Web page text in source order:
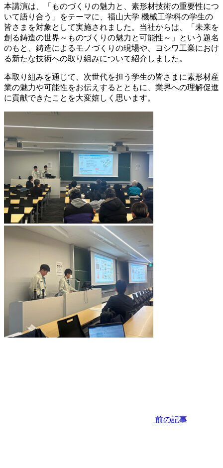
本講演は、「ものづくりの魅力と、素形材技術の重要性につ
いて語り合う」をテーマに、福山大学 機械工学科の学生の
皆さまを対象として実施されました。当社からは、「未来を
創る鋳造の世界～ものづくりの魅力と可能性～」という題名
のもと、鋳造によるモノづくりの現場や、ヨシワ工業におけ
る新たな技術への取り組みについて紹介しました。
本取り組みを通じて、次世代を担う学生の皆さまに素形材産
業の魅力や可能性をお伝えするとともに、業界への理解促進
に貢献できたことを大変嬉しく思います。
前の記事